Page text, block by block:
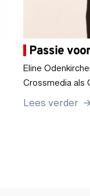
Passie
Eline
Crossmedia als
Lees verder